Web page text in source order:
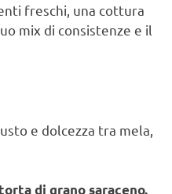
freschi, una cottura
mix di consistenze e il
e dolcezza tra mela,
torta di grano saraceno.